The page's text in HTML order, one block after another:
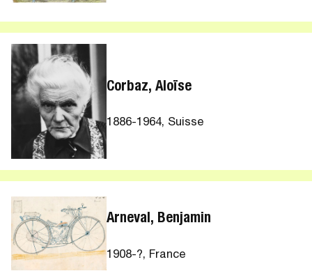
Corbaz, Aloïse
1886-1964, Suisse
Arneval, Benjamin
1908-?, France